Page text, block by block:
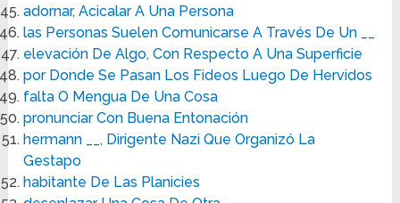
adornar, Acicalar A Una Persona
las Personas Suelen Comunicarse A Través De Un __
elevación De Algo, Con Respecto A Una Superficie
por Donde Se Pasan Los Fideos Luego De Hervidos
falta O Mengua De Una Cosa
pronunciar Con Buena Entonación
hermann __, Dirigente Nazi Que Organizó La
Gestapo
habitante De Las Planicies